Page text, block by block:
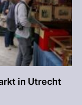
in Utrecht